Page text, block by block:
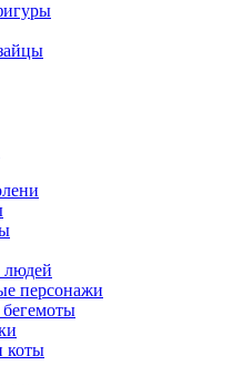
персонажи
коты